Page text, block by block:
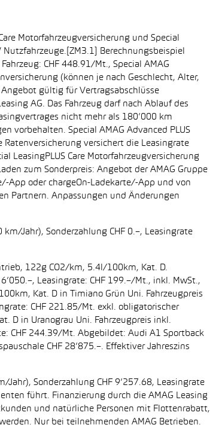
Motorfahrzeugversicherung und Special
Berechnungsbeispiel
CHF 448.91/Mt., Special AMAG
(können je nach Geschlecht, Alter,
gültig für Vertragsabschlüsse
AG. Das Fahrzeug darf nach Ablauf des
nicht mehr als 180’000 km
vorbehalten. Special AMAG Advanced PLUS
Ratenversicherung versichert die Leasingrate
LeasingPLUS Care Motorfahrzeugversicherung
zum Sonderpreis: Angebot der AMAG Gruppe
App oder chargeOn-Ladekarte/-App und von
Partnern. Anpassungen und Änderungen
Jahr), Sonderzahlung CHF 0.–, Leasingrate
122g CO2/km, 5.4l/100km, Kat. D.
Leasingrate: CHF 199.–/Mt., inkl. MwSt.,
Kat. D in Timiano Grün Uni. Fahrzeugpreis
CHF 221.85/Mt. exkl. obligatorischer
D in Uranograu Uni. Fahrzeugpreis inkl.
CHF 244.39/Mt. Abgebildet: Audi A1 Sportback
CHF 28’875.–. Effektiver Jahreszins
Sonderzahlung CHF 9’257.68, Leasingrate
führt. Finanzierung durch die AMAG Leasing
und natürliche Personen mit Flottenrabatt,
Nur bei teilnehmenden AMAG Betrieben.